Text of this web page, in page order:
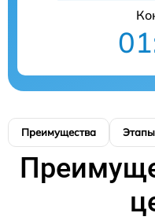
Преимущества